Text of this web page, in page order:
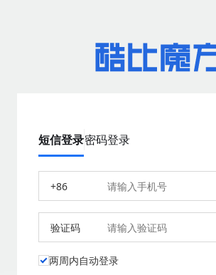
短信登录密码登录
+86
验证码
两周内自动登录